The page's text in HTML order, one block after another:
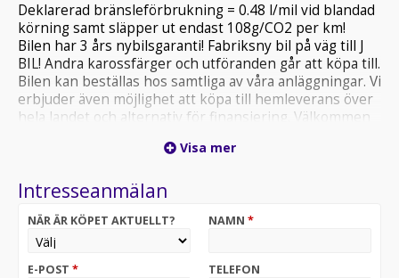
Deklarerad bränsleförbrukning = 0.48 l/mil vid blandad
körning samt släpper ut endast 108g/CO2 per km!
Bilen har 3 års nybilsgaranti! Fabriksny bil på väg till J
BIL! Andra karossfärger och utföranden går att köpa till.
Bilen kan beställas hos samtliga av våra anläggningar. Vi
erbjuder även möjlighet att köpa till hemleverans över
hela landet och alternativ för finansiering. Välkommen
leveransinformation. OBS! Bilen på bilden är ett
konfiguration.
Visa mer
Intresseanmälan
NÄR ÄR KÖPET AKTUELLT? NAMN *
E-POST * TELEFON